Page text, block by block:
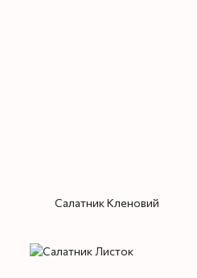
Салатник Кленовий